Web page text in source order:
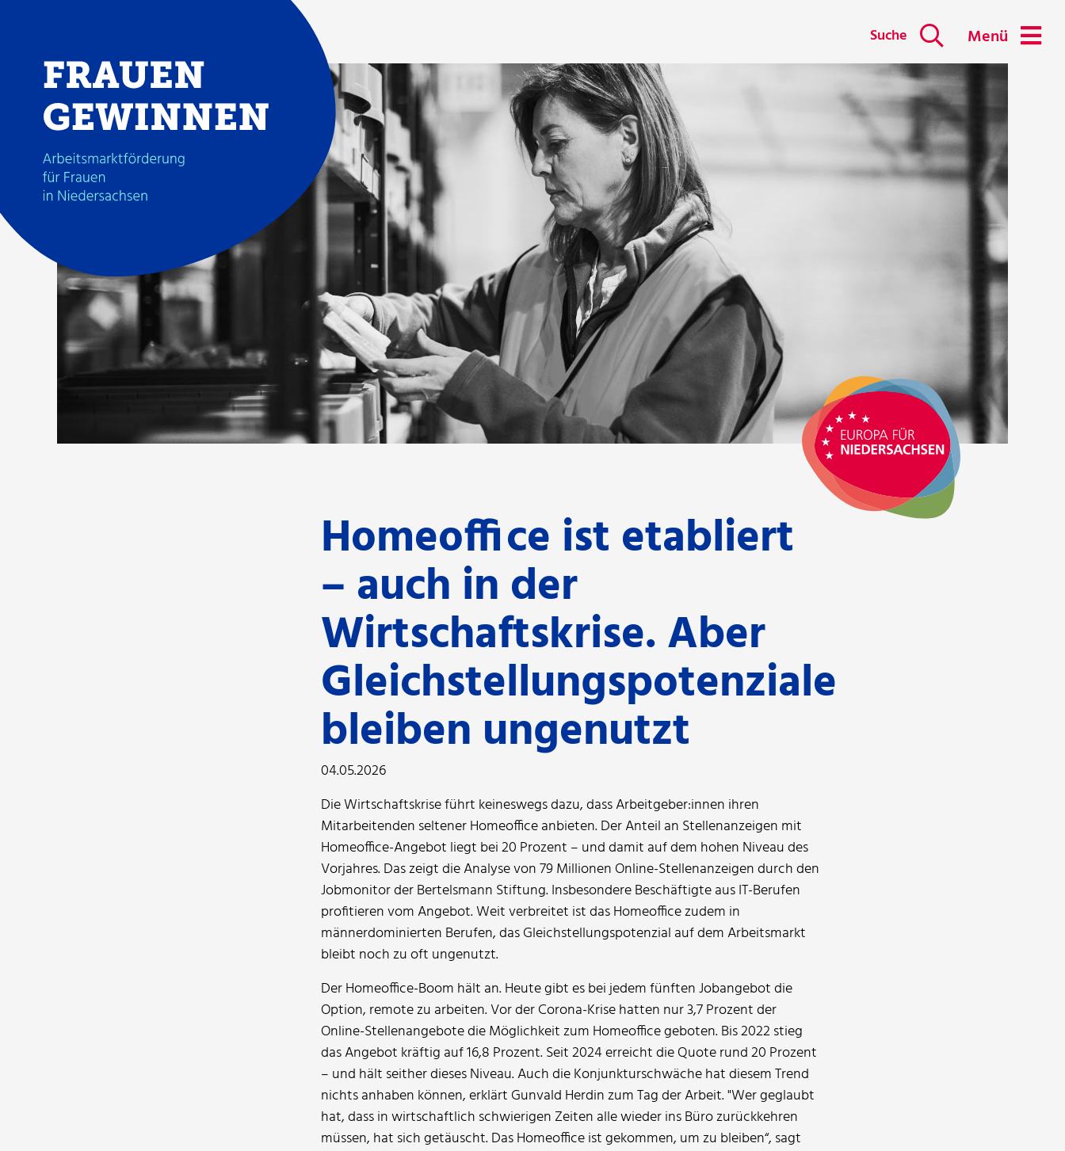
Menü
Suche
Homeoffice ist etabliert
– auch in der
Wirtschaftskrise. Aber
Gleichstellungspotenziale
bleiben ungenutzt
04.05.2026
Die Wirtschaftskrise führt keineswegs dazu, dass Arbeitgeber:innen ihren
Mitarbeitenden seltener Homeoffice anbieten. Der Anteil an Stellenanzeigen mit
Homeoffice-Angebot liegt bei 20 Prozent – und damit auf dem hohen Niveau des
Vorjahres. Das zeigt die Analyse von 79 Millionen Online-Stellenanzeigen durch den
Jobmonitor der Bertelsmann Stiftung. Insbesondere Beschäftigte aus IT-Berufen
profitieren vom Angebot. Weit verbreitet ist das Homeoffice zudem in
männerdominierten Berufen, das Gleichstellungspotenzial auf dem Arbeitsmarkt
bleibt noch zu oft ungenutzt.
Der Homeoffice-Boom hält an. Heute gibt es bei jedem fünften Jobangebot die
Option, remote zu arbeiten. Vor der Corona-Krise hatten nur 3,7 Prozent der
Online-Stellenangebote die Möglichkeit zum Homeoffice geboten. Bis 2022 stieg
das Angebot kräftig auf 16,8 Prozent. Seit 2024 erreicht die Quote rund 20 Prozent
– und hält seither dieses Niveau. Auch die Konjunkturschwäche hat diesem Trend
nichts anhaben können, erklärt Gunvald Herdin zum Tag der Arbeit. "Wer geglaubt
hat, dass in wirtschaftlich schwierigen Zeiten alle wieder ins Büro zurückkehren
müssen, hat sich getäuscht. Das Homeoffice ist gekommen, um zu bleiben“, sagt